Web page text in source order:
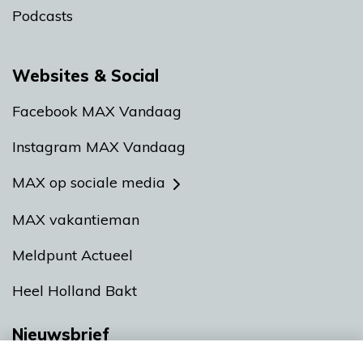
Podcasts
Websites & Social
Facebook MAX Vandaag
Instagram MAX Vandaag
MAX op sociale media
MAX vakantieman
Meldpunt Actueel
Heel Holland Bakt
Nieuwsbrief